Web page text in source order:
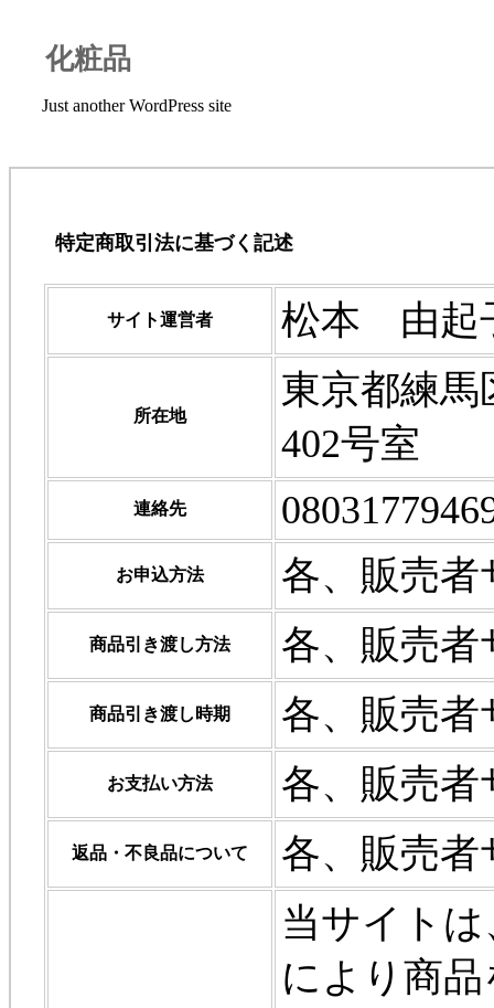
化粧品
Just another WordPress site
特定商取引法に基づく記述
サイト運営者 松本 由起
所在地
東京都練馬
402号室
連絡先
お申込方法 各、販売
商品引き渡し方法 各、販売
商品引き渡し時期 各、販売
お支払い方法 各、販売
返品・不良品について 各、販売
当サイト
により商